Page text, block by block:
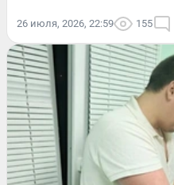
26 июля, 2026, 22:59 155